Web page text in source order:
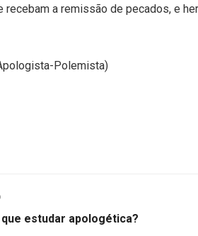
a remissão de pecados, e
Polemista)
estudar apologética?